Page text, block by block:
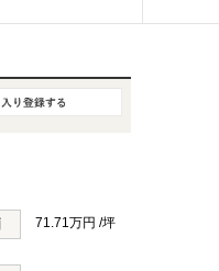
71.71万円 /坪